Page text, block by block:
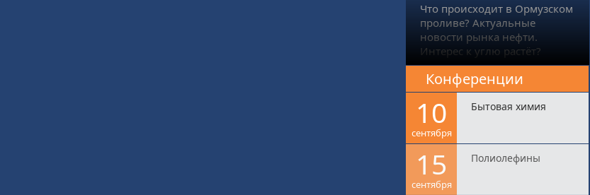
Что происходит в Ормузском
проливе? Актуальные
новости рынка нефти.
Интерес к углю растёт?
Конференции
10
сентября
Бытовая химия
15
сентября
Полиолефины